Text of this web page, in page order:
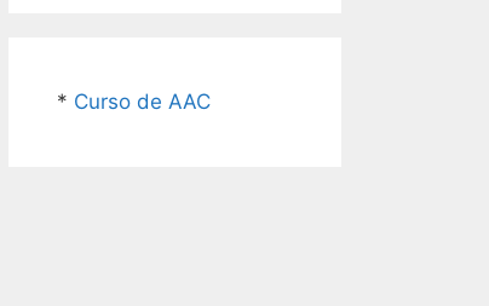
* Curso de AAC